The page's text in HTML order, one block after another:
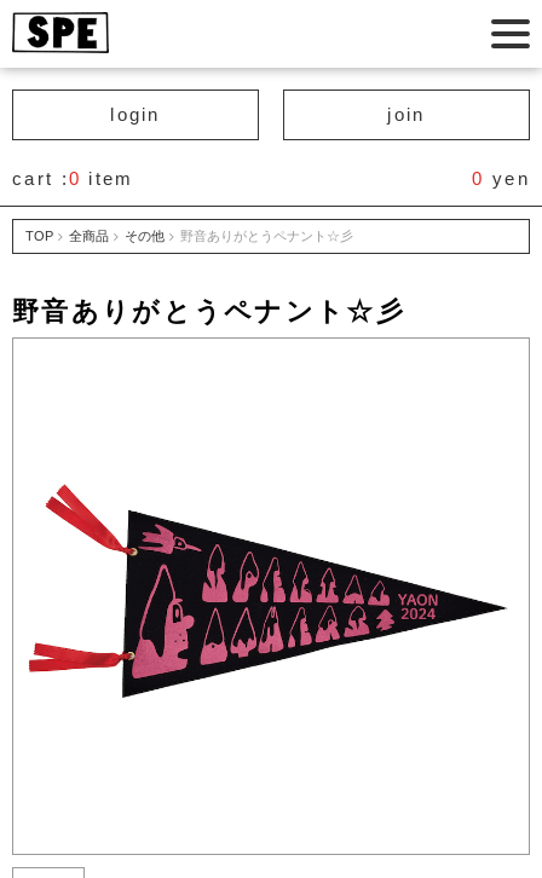
login join
cart :0 item 0 yen
TOP 全商品 その他 野音ありがとうペナント☆彡
野音ありがとうペナント☆彡